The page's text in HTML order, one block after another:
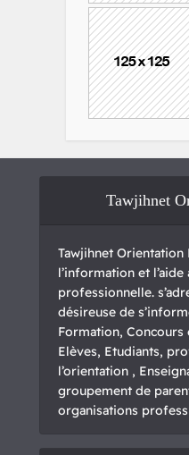
Tawjihnet
Tawjihnet Orientation
l’information et
professionnelle.
désireuse de
Formation, Concours
Elèves, Etudiants,
l’orientation ,
groupement de
organisations